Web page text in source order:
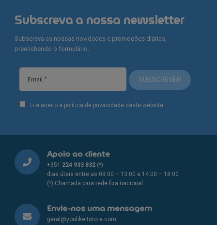
Subscreva a nossa newsletter
Subscreva as nossas novidades e promoções diárias,
preenchendo o formulário.
SUBSCREVER
Li e aceito a política de privacidade deste website.
Apoio ao cliente
+351 224 933 832 (*)
dias úteis entre as 09:00 – 13:00 e 14:00 – 18:00
(*) Chamada para rede fixa nacional
Envie-nos uma mensagem
geral@youlikeitstore.com